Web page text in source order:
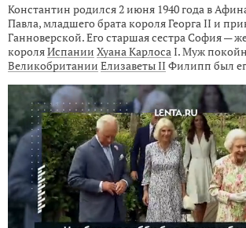
Константин родился 2 июня 1940 года в
Павла, младшего брата короля Георга II и
Ганноверской. Его старшая сестра София —
короляИспании Хуана КарлосаI. Муж
Великобритании Елизаветы II Филипп был